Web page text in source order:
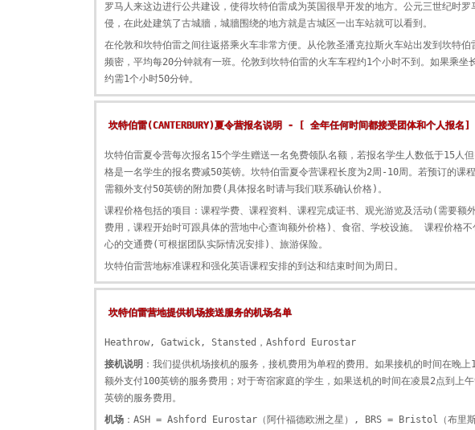
罗马人来这边进行公共建设，使得坎特伯雷成为英国很早开发的地方。公元三世纪时罗
侵，在此处建筑了古城牆，城牆围绕的地方就是古城区一出车站就可以看到。
在伦敦和坎特伯雷之间往返搭乘火车非常方便。从伦敦圣潘克拉斯火车站出发到坎特伯
频密，平均每20分钟就有一班。伦敦到坎特伯雷的火车车程约1个小时不到。如果乘坐
约需1个小时50分钟。
坎特伯雷(CANTERBURY)夏令营报名说明 - [ 全年任何时间都接受团体和个人报名]
坎特伯雷夏令营每次报名15个学生赠送一名免费领队名额，若报名学生人数低于15人
格是一名学生的报名费减50英镑。坎特伯雷夏令营课程长度为2周-10周。若预订的课
需额外支付50英镑的附加费(具体报名时请与我们联系确认价格)。
课程价格包括的项目：课程学费、课程资料、课程完成证书、观光游览及活动(需要额
费用，课程开始时可跟具体的营地中心查询额外价格)、食宿、学校设施。 课程价格
心的交通费(可根据团队实际情况安排)、旅游保险。
坎特伯雷营地标准课程和强化英语课程安排的到达和结束时间为周日。
坎特伯雷营地提供机场接送服务的机场名单
Heathrow, Gatwick, Stansted，Ashford Eurostar
接机说明 ：我们提供机场接机的服务，接机费用为单程的费用。如果接机的时间在晚
额外支付100英镑的服务费用；对于寄宿家庭的学生，如果送机的时间在凌晨2点到上
英镑的服务费用。
机场 ：ASH = Ashford Eurostar（阿什福德欧洲之星）, BRS = Bristol（布里